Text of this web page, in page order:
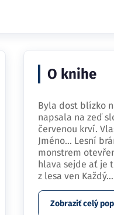
O knihe
Byla dost blízko
napsala na zeď
červenou krví.
Jméno… Lesní
monstrem
hlava sejde ať je
z lesa ven Každý…
Zobraziť celý